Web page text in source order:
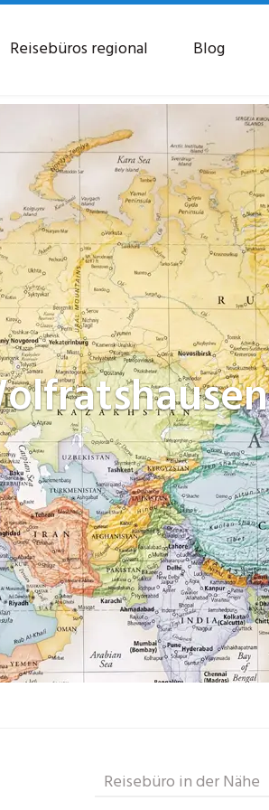
Reisebüros regional Blog
Reisebüro in der Nähe